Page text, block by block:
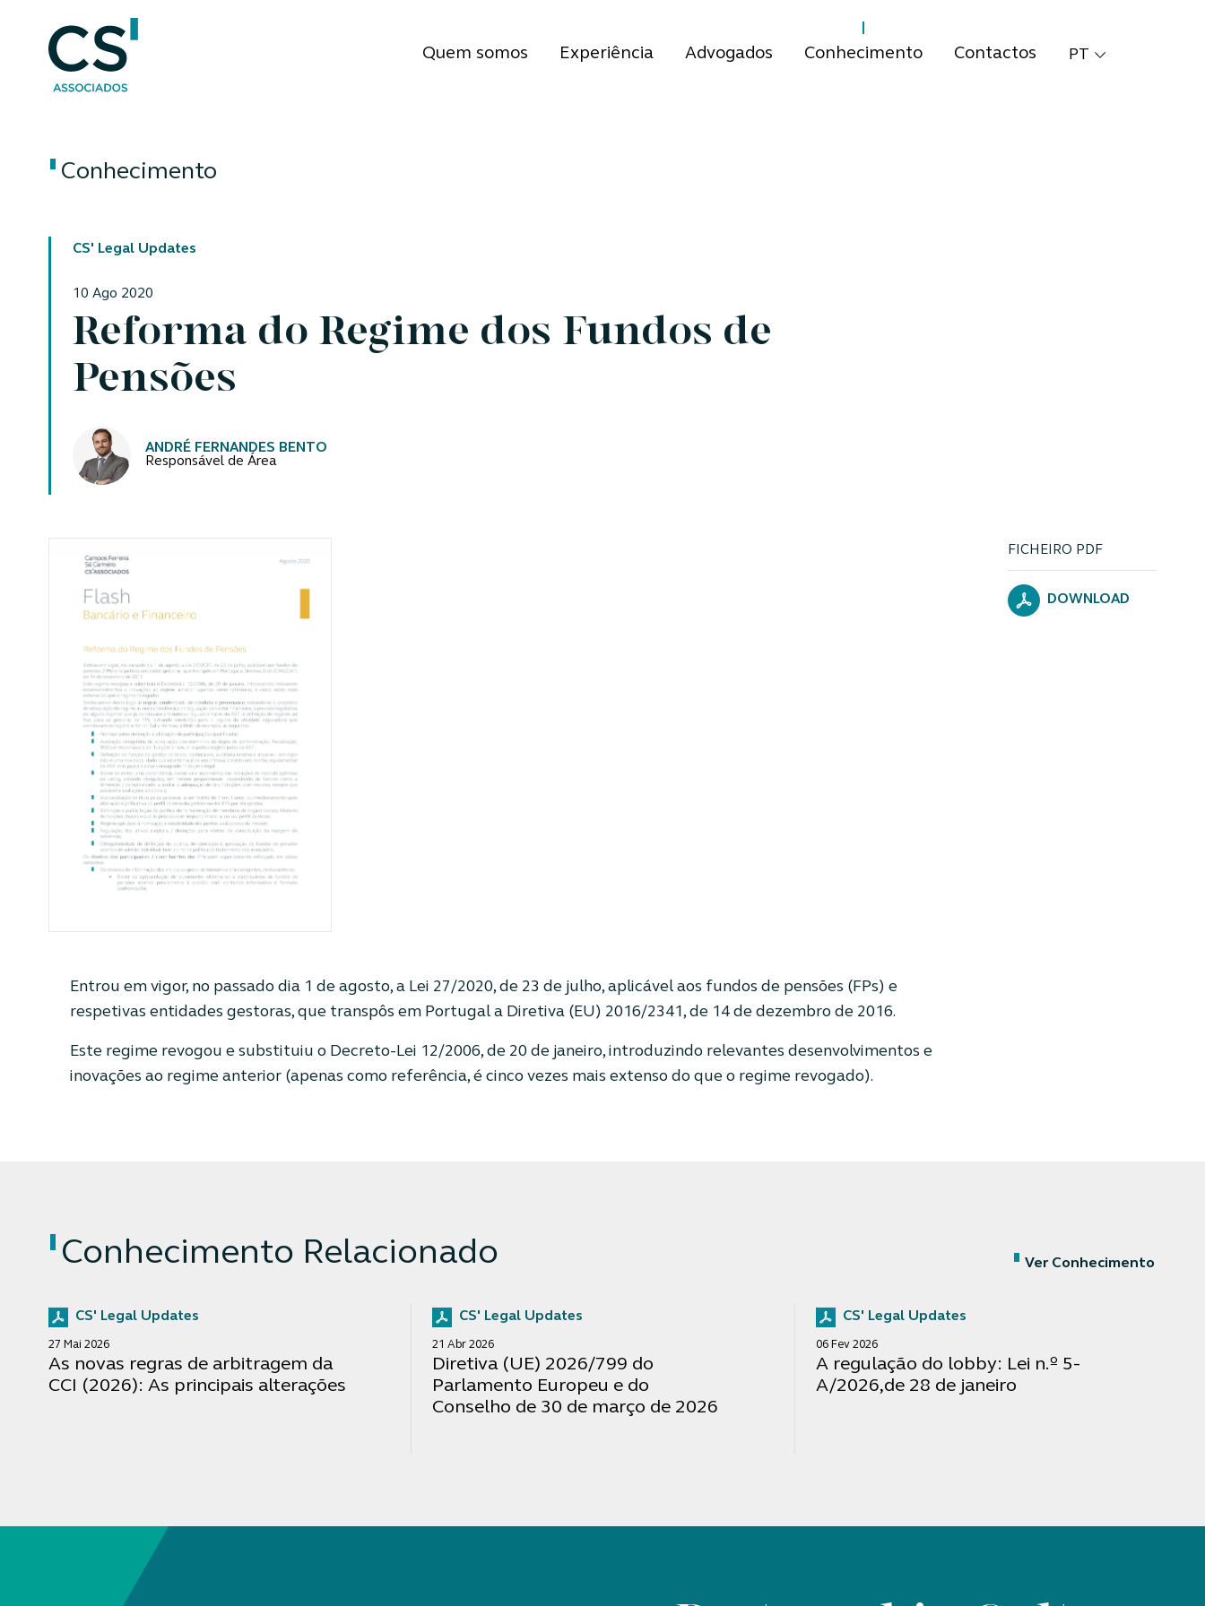
Quem somos Experiência Advogados Conhecimento Contactos PT
Conhecimento
CS' Legal Updates
10 Ago 2020
Reforma do Regime dos Fundos de
Pensões
Autores
ANDRÉ FERNANDES BENTO
Responsável de Área
FICHEIRO PDF
DOWNLOAD
Entrou em vigor, no passado dia 1 de agosto, a Lei 27/2020, de 23 de julho, aplicável aos fundos de pensões (FPs) e
respetivas entidades gestoras, que transpôs em Portugal a Diretiva (EU) 2016/2341, de 14 de dezembro de 2016.
Este regime revogou e substituiu o Decreto-Lei 12/2006, de 20 de janeiro, introduzindo relevantes desenvolvimentos e
inovações ao regime anterior (apenas como referência, é cinco vezes mais extenso do que o regime revogado).
Conhecimento Relacionado Ver Conhecimento
CS' Legal Updates
27 Mai 2026
As novas regras de arbitragem da
CCI (2026): As principais alterações
CS' Legal Updates
21 Abr 2026
Diretiva (UE) 2026/799 do
Parlamento Europeu e do
Conselho de 30 de março de 2026
CS' Legal Updates
06 Fev 2026
A regulação do lobby: Lei n.º 5-
A/2026,de 28 de janeiro